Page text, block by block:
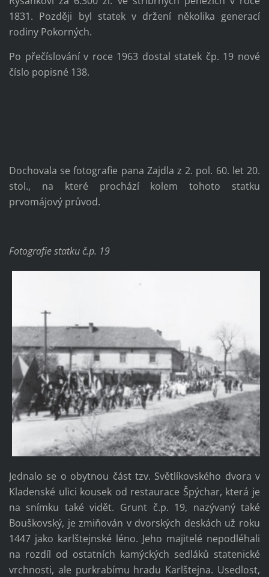
1831. Později byl statek v držení několika generací
rodiny Pokorných.
Po přečíslování v roce 1963 dostal statek čp. 19 nové
číslo popisné 138.
Dochovala se fotografie pana Zajdla z 2. pol. 60. let 20.
stol., na které prochází kolem tohoto statku
prvomájový průvod.
Fotografie statku č.p. 19
Jednalo se o obytnou část tzv. Světlíkovského dvora v
Kladenské ulici kousek od restaurace Špýchar, která je
na snímku také vidět. Grunt č.p. 19, nazývaný také
Bouškovský, je zmiňován v dvorských deskách už roku
1447 jako karlštejnské léno. Jeho majitelé nepodléhali
na rozdíl od ostatních kamýckých sedláků statenické
vrchnosti, ale purkrabímu hradu Karlštejna. Usedlost,